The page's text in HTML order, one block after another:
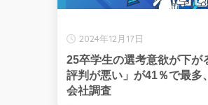
2024年12月17日
25卒学生の選考意欲が下が
評判が悪い」が41％で最
会社調査